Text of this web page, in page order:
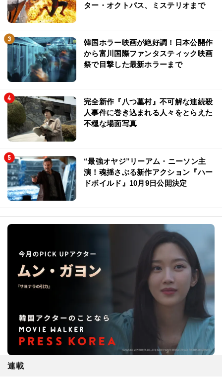
ター・オクトパス、ミステリオまで
韓国ホラー映画が絶好調！日本公開作
から富川国際ファンタスティック映画
祭で目撃した最新ホラーまで
完全新作『八つ墓村』不可解な連続殺
人事件に巻き込まれる人々をとらえた
不穏な場面写真
“最強オヤジ”リーアム・ニーソン主
演！魂揺さぶる新作アクション『ハー
ドボイルド』10月9日公開決定
連載